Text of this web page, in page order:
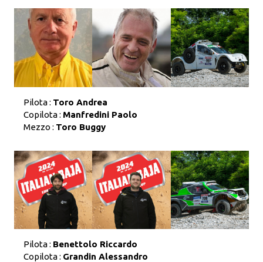
Pilota : Toro Andrea
Copilota : Manfredini Paolo
Mezzo : Toro Buggy
Pilota : Benettolo Riccardo
Copilota : Grandin Alessandro